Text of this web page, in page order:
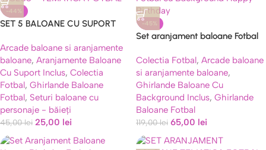
Caută
-44%
SET 5 BALOANE CU SUPORT
Arcade baloane si aranjamente
baloane, Aranjamente Baloane
Cu Suport Inclus, Colectia
Fotbal, Ghirlande Baloane
Fotbal, Seturi baloane cu
personaje - băieți
45,00lei 25,00 lei
-45%
Set aranjament baloane Fotbal
Colectia Fotbal, Arcade baloane
si aranjamente baloane,
Ghirlande Baloane Cu
Background Inclus, Ghirlande
Baloane Fotbal
119,00lei 65,00 lei